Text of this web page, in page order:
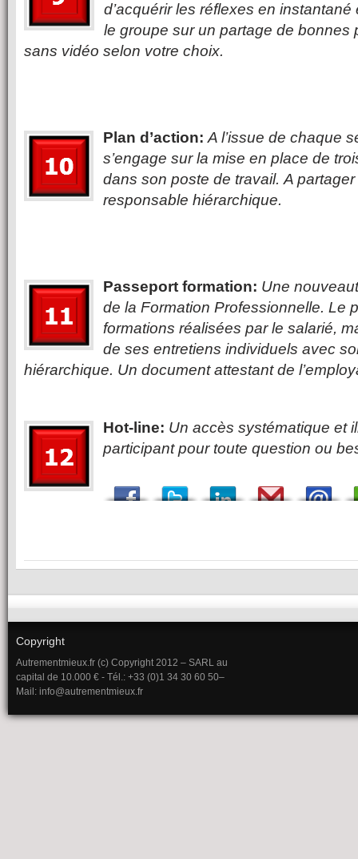
d’acquérir les réflexes en
le groupe sur un partage de bonnes
sans vidéo selon votre choix.
Plan d’action: A l’issue de chaque
s’engage sur la mise en place de
dans son poste de travail. A
responsable hiérarchique.
Passeport formation: Une
de la Formation Professionnelle. Le
formations réalisées par le salarié,
de ses entretiens individuels avec
hiérarchique. Un document attestant de
Hot-line: Un accès systématique et
participant pour toute question ou
Copyright
Autrementmieux.fr (c) Copyright 2012 – SARL au
capital de 10.000 € - Tél.: +33 (0)1 34 30 60 50–
Mail: info@autrementmieux.fr